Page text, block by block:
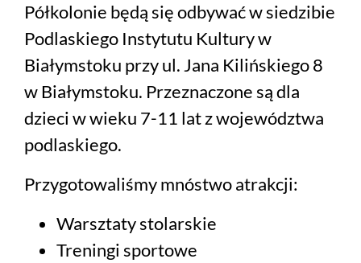
Półkolonie będą się odbywać w siedzibie
Podlaskiego Instytutu Kultury w
Białymstoku przy ul. Jana Kilińskiego 8
w Białymstoku. Przeznaczone są dla
dzieci w wieku 7-11 lat z województwa
podlaskiego.
Przygotowaliśmy mnóstwo atrakcji:
Warsztaty stolarskie
Treningi sportowe